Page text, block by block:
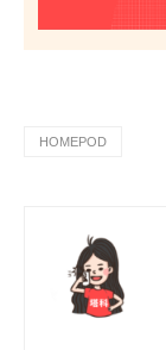
HOMEPOD